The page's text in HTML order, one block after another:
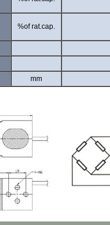
%of rat.cap.
mm